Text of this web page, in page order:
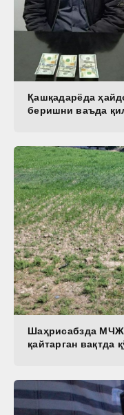
Қашқадарёда
беришни ваъда
Шаҳрисабзда МЧЖ
қайтарган вақтда